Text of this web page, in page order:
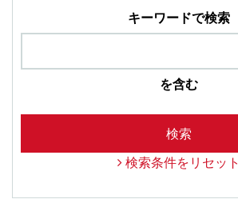
キーワードで検索
を含む
検索
検索条件をリセット